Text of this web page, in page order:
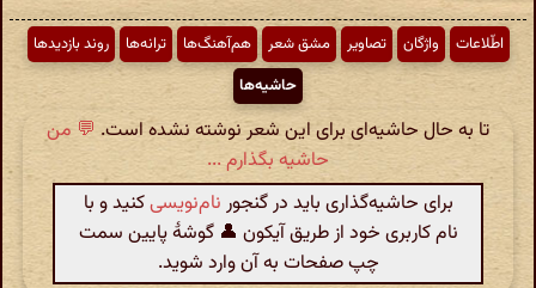
اطّلاعات واژگان تصاویر مشق شعر هم‌آهنگ‌ها ترانه‌ها
روند بازدیدها
حاشیه‌ها
تا به حال حاشیه‌ای برای این شعر نوشته نشده است. 💬 من
حاشیه بگذارم ...
برای حاشیه‌گذاری باید در گنجور نام‌نویسیکنید و با
نام کاربری خود از طریق آیکون 👤 گوشهٔ پایین سمت
چپ صفحات به آن وارد شوید.